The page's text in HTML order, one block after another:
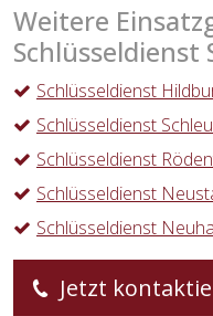
Weitere
Schlüsseldienst
Schlüsseldienst
Schlüsseldienst
Schlüsseldienst
Schlüsseldienst
Schlüsseldienst
Jetzt